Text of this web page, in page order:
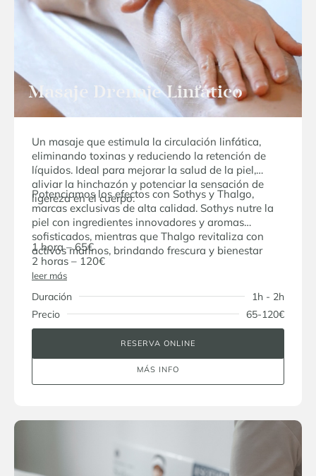
Masaje Drenaje Linfático
Un masaje que estimula la circulación linfática,
eliminando toxinas y reduciendo la retención de
líquidos. Ideal para mejorar la salud de la piel,
aliviar la hinchazón y potenciar la sensación de
ligereza en el cuerpo.
Potenciamos los efectos con Sothys y Thalgo,
marcas exclusivas de alta calidad. Sothys nutre la
piel con ingredientes innovadores y aromas
sofisticados, mientras que Thalgo revitaliza con
activos marinos, brindando frescura y bienestar
1 hora – 65€
2 horas – 120€
leer más
Duración
1h - 2h
Precio
65-120€
RESERVA ONLINE
MÁS INFO